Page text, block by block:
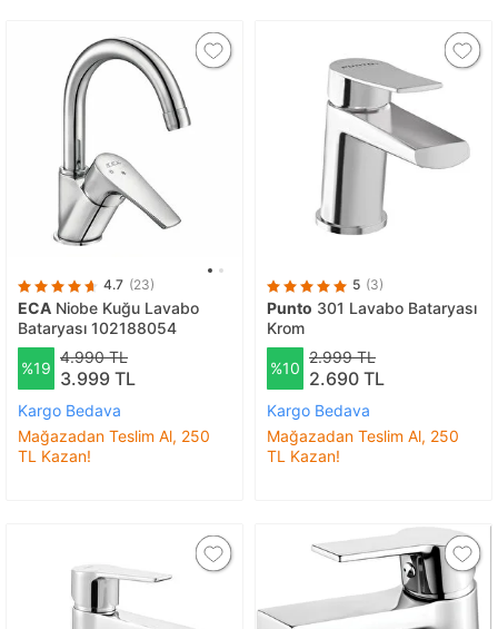
4.7 (23)
ECA Niobe Kuğu Lavabo
Bataryası 102188054
%19
4.990 TL
3.999 TL
Kargo Bedava
Mağazadan Teslim Al, 250
TL Kazan!
5 (3)
Punto 301 Lavabo Bataryası
Krom
%10
2.999 TL
2.690 TL
Kargo Bedava
Mağazadan Teslim Al, 250
TL Kazan!